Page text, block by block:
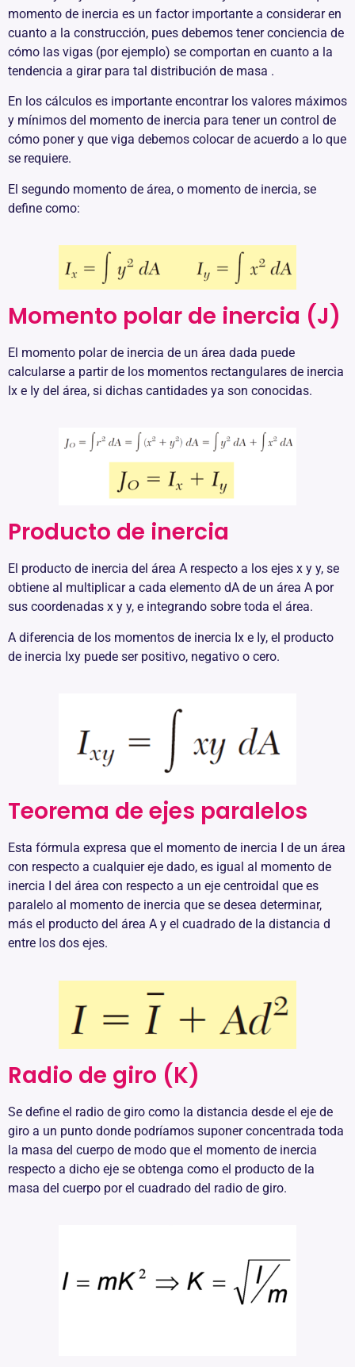
momento de inercia es un factor importante a considerar en
cuanto a la construcción, pues debemos tener conciencia de
cómo las vigas (por ejemplo) se comportan en cuanto a la
tendencia a girar para tal distribución de masa .
En los cálculos es importante encontrar los valores máximos
y mínimos del momento de inercia para tener un control de
cómo poner y que viga debemos colocar de acuerdo a lo que
se requiere.
El segundo momento de área, o momento de inercia, se
define como:
Momento polar de inercia (J)
El momento polar de inercia de un área dada puede
calcularse a partir de los momentos rectangulares de inercia
Ix e Iy del área, si dichas cantidades ya son conocidas.
Producto de inercia
El producto de inercia del área A respecto a los ejes x y y, se
obtiene al multiplicar a cada elemento dA de un área A por
sus coordenadas x y y, e integrando sobre toda el área.
A diferencia de los momentos de inercia Ix e Iy, el producto
de inercia Ixy puede ser positivo, negativo o cero.
Teorema de ejes paralelos
Esta fórmula expresa que el momento de inercia I de un área
con respecto a cualquier eje dado, es igual al momento de
inercia I del área con respecto a un eje centroidal que es
paralelo al momento de inercia que se desea determinar,
más el producto del área A y el cuadrado de la distancia d
entre los dos ejes.
Radio de giro (K)
Se define el radio de giro como la distancia desde el eje de
giro a un punto donde podríamos suponer concentrada toda
la masa del cuerpo de modo que el momento de inercia
respecto a dicho eje se obtenga como el producto de la
masa del cuerpo por el cuadrado del radio de giro.